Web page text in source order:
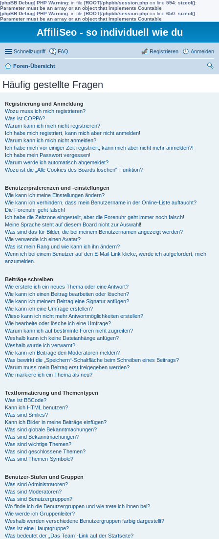
[phpBB Debug] PHP Warning: in file [ROOT]/phpbb/session.php on line 594: sizeof():
Parameter must be an array or an object that implements Countable
[phpBB Debug] PHP Warning: in file [ROOT]/phpbb/session.php on line 650: sizeof():
Parameter must be an array or an object that implements Countable
AffiliSeo - so individuell wie du
Schnellzugriff FAQ Anmelden
Registrieren
Foren-Übersicht
Häufig gestellte Fragen
Registrierung und Anmeldung
Wozu muss ich mich registrieren?
Was ist COPPA?
Warum kann ich mich nicht registrieren?
Ich habe mich registriert, kann mich aber nicht anmelden!
Warum kann ich mich nicht anmelden?
Ich habe mich vor einiger Zeit registriert, kann mich aber nicht mehr anmelden?!
Ich habe mein Passwort vergessen!
Warum werde ich automatisch abgemeldet?
Wozu ist die „Alle Cookies des Boards löschen“-Funktion?
Benutzerpräferenzen und -einstellungen
Wie kann ich meine Einstellungen ändern?
Wie kann ich verhindern, dass mein Benutzername in der Online-Liste auftaucht?
Die Forenuhr geht falsch!
Ich habe die Zeitzone eingestellt, aber die Forenuhr geht immer noch falsch!
Meine Sprache steht auf diesem Board nicht zur Auswahl!
Was sind das für Bilder, die bei meinem Benutzernamen angezeigt werden?
Wie verwende ich einen Avatar?
Was ist mein Rang und wie kann ich ihn ändern?
Wenn ich bei einem Benutzer auf den E-Mail-Link klicke, werde ich aufgefordert, mich
anzumelden.
Beiträge schreiben
Wie erstelle ich ein neues Thema oder eine Antwort?
Wie kann ich einen Beitrag bearbeiten oder löschen?
Wie kann ich meinem Beitrag eine Signatur anfügen?
Wie kann ich eine Umfrage erstellen?
Wieso kann ich nicht mehr Antwortmöglichkeiten erstellen?
Wie bearbeite oder lösche ich eine Umfrage?
Warum kann ich auf bestimmte Foren nicht zugreifen?
Weshalb kann ich keine Dateianhänge anfügen?
Weshalb wurde ich verwarnt?
Wie kann ich Beiträge den Moderatoren melden?
Was bewirkt die „Speichern“-Schaltfläche beim Schreiben eines Beitrags?
Warum muss mein Beitrag erst freigegeben werden?
Wie markiere ich ein Thema als neu?
Textformatierung und Thementypen
Was ist BBCode?
Kann ich HTML benutzen?
Was sind Smilies?
Kann ich Bilder in meine Beiträge einfügen?
Was sind globale Bekanntmachungen?
Was sind Bekanntmachungen?
Was sind wichtige Themen?
Was sind geschlossene Themen?
Was sind Themen-Symbole?
Benutzer-Stufen und Gruppen
Was sind Administratoren?
Was sind Moderatoren?
Was sind Benutzergruppen?
Wo finde ich die Benutzergruppen und wie trete ich ihnen bei?
Wie werde ich Gruppenleiter?
Weshalb werden verschiedene Benutzergruppen farbig dargestellt?
Was ist eine Hauptgruppe?
Was bedeutet der „Das Team“-Link auf der Startseite?